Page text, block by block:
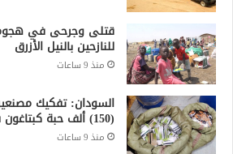
قتلى وجرحى في
للنازحين بالنيل الأزرق
منذ 9 ساعات
السودان: تفكيك
(150) ألف حبة كبتاغون في الخرطوم
منذ 9 ساعات